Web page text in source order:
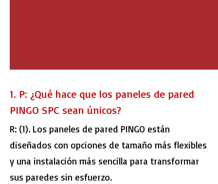
1. P: ¿Qué hace que los paneles de pared
PINGO SPC sean únicos?
R: (1). Los paneles de pared PINGO están
diseñados con opciones de tamaño más flexibles
y una instalación más sencilla para transformar
sus paredes sin esfuerzo.